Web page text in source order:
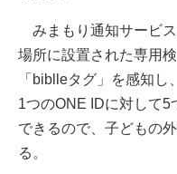
みまもり通知サービ
場所に設置された専用
「biblleタグ」を感知し
1つのONE IDに対して5
できるので、子どもの
る。